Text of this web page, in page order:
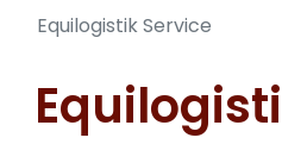
Equilogistik Service